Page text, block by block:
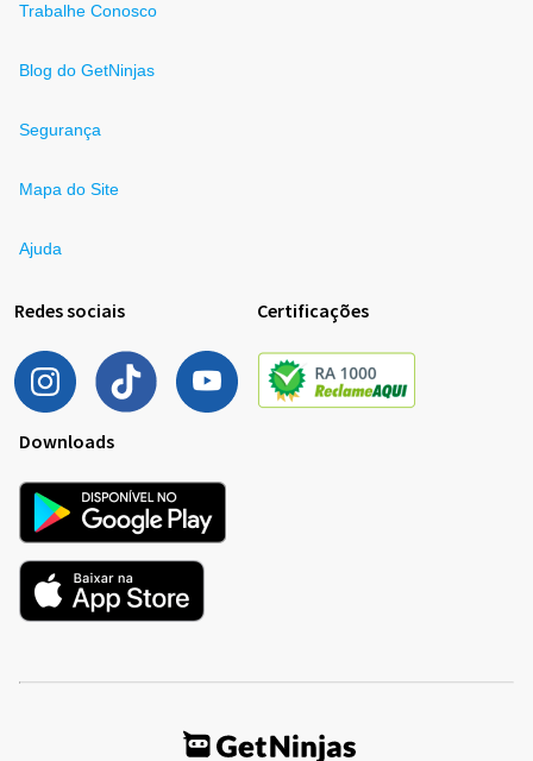
Trabalhe Conosco
Blog do GetNinjas
Segurança
Mapa do Site
Ajuda
Redes sociais Certificações
Downloads